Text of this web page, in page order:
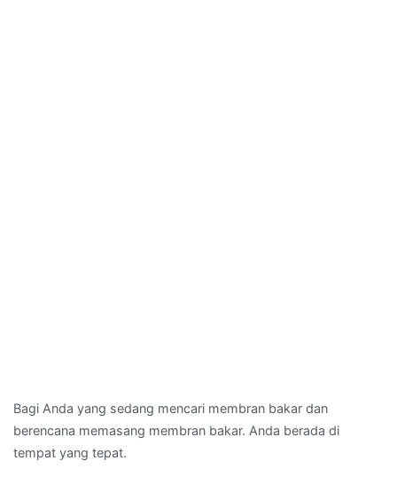
Bagi Anda yang sedang mencari membran bakar dan
berencana memasang membran bakar. Anda berada di
tempat yang tepat.